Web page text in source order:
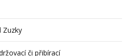
Zuzky
či přibírací